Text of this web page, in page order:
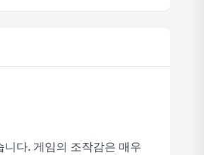
다. 게임의 조작감은 매우